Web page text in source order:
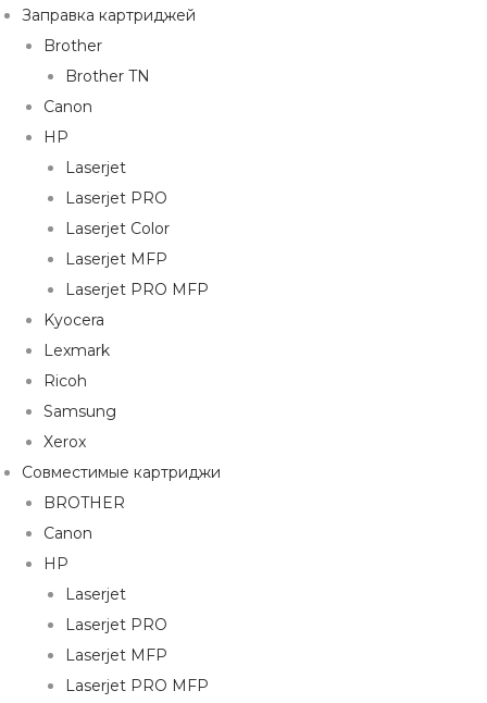
Заправка картриджей
Brother
Brother TN
Canon
HP
Laserjet
Laserjet PRO
Laserjet Color
Laserjet MFP
Laserjet PRO MFP
Kyocera
Lexmark
Ricoh
Samsung
Xerox
Совместимые картриджи
BROTHER
Canon
HP
Laserjet
Laserjet PRO
Laserjet MFP
Laserjet PRO MFP